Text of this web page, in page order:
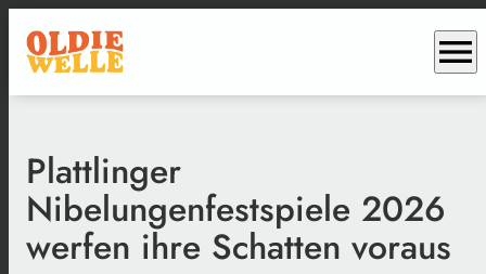
menu
Plattlinger
Nibelungenfestspiele 2026
werfen ihre Schatten voraus